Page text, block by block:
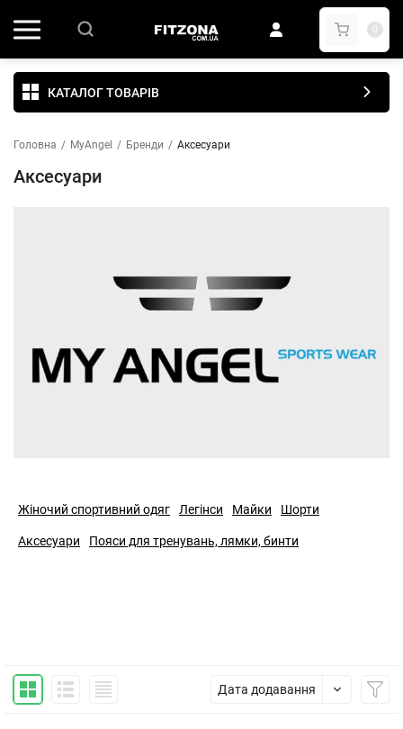
0
КАТАЛОГ ТОВАРІВ
Головна / MyAngel / Бренди / Аксесуари
Аксесуари
Жіночий спортивний одяг Легінси Майки Шорти
Аксесуари Пояси для тренувань, лямки, бинти
Дата додавання